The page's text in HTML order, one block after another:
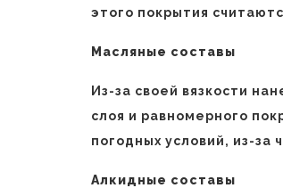
этого покрытия
Масляные составы
Из-за своей вязкости
слоя и равномерного
погодных условий, из-за
Алкидные составы